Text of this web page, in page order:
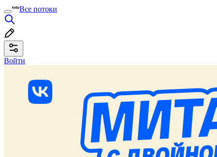
Все потоки
Войти